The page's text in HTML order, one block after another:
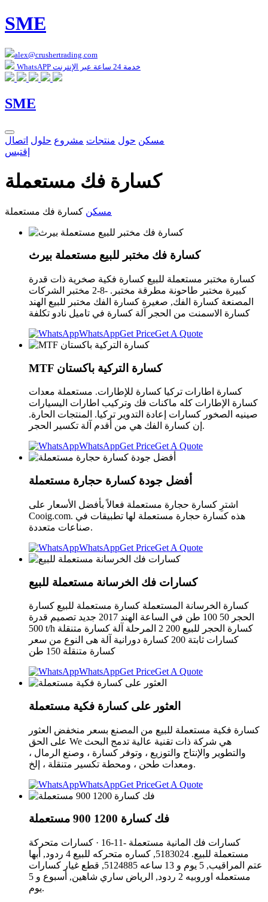
SME
alex@crushertrading.com
WhatsAPP خدمة 24 ساعة عبر الإنترنت
SME
مسكن حول منتجات مشروع حلول اتصال
إقتبس
كسارة فك مستعملة
مسكن كسارة فك مستعملة
كسارة فك مختبر للبيع مستعملة بيرث
كسارة مختبر مستعملة للبيع كسارة فكية صخرية ذات قدرة
كبيرة مختبر طاحونة مطرقة مختبر. -8-2 مختبر الشركات
المصنعة كسارة الفك, صغيرة كسارة الفك مختبر للبيع الهند
كسارة الاسمنت من الحجر آلة كسارة في تاميل نادو تكلفة
WhatsAppGet PriceGet A Quote
MTF كسارة التركية باكستان
كسارة اطارات تركيا كسارة للإطارات. مستعملة معدات
كسارة الإطارات كله ماكنات فك وتركيب اطارات اليسيارات
صينيه الصخور كسارات إعادة التدوير تركيا. المنتجات الحارة.
إن كسارة الفك هي من أقدم آلة تكسير الحجر.
WhatsAppGet PriceGet A Quote
أفضل جودة كسارة حجارة مستعملة
اشترِ كسارة حجارة مستعملة فعالاً بأفضل الأسعار على
Cooig.com. هذه كسارة حجارة مستعملة لها تطبيقات في
صناعات متعددة.
WhatsAppGet PriceGet A Quote
كسارات فك الخرسانة مستعملة للبيع
كسارة الخرسانة المستعملة كسارة مستعملة للبيع كسارة
الحجر 50 100 طن في الساعة الهند 2017 جديد تصميم قدرة
500 t/h كسارة الحجر للبيع 200 2 المرحلة آلة كسارة متنقلة
كسارات ثابتة 200 كسارة دورانية آلة هى النوع من سعر
كسارة متنقلة 150 طن
WhatsAppGet PriceGet A Quote
العثور على كسارة فكية مستعملة
كسارة فكية مستعملة للبيع من المصنع بسعر منخفض العثور
على الحق We هي شركة ذات تقنية عالية تدمج البحث
والتطوير والإنتاج والتوزيع ، وتوفر كسارة ، وصنع الرمال ،
ومعدات طحن ، ومحطة تكسير متنقلة ، إلخ.
WhatsAppGet PriceGet A Quote
فك كسارة 1200 900 مستعملة
كسارات فك المانية مستعملة -11-16 · كسارات متحركة
مستعملة للبيع. 5183024, كساره متحركه للبيع 4 ردود, أبها
عتم المراقيب, 5 يوم و 13 ساعه 5124885, قطع غيار كسارات
مستعمله اوروبيه 2 ردود, الرياض ساري شاهين, أسبوع و 5
يوم.